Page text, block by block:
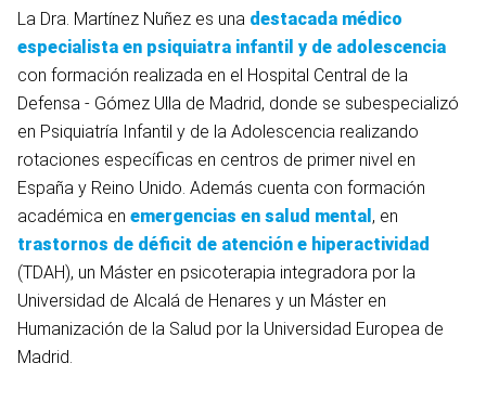
La Dra. Martínez Nuñez es una destacada médico
especialista en psiquiatra infantil y de adolescencia
con formación realizada en el Hospital Central de la
Defensa - Gómez Ulla de Madrid, donde se subespecializó
en Psiquiatría Infantil y de la Adolescencia realizando
rotaciones específicas en centros de primer nivel en
España y Reino Unido. Además cuenta con formación
académica en emergencias en salud mental , en
trastornos de déficit de atención e hiperactividad
(TDAH), un Máster en psicoterapia integradora por la
Universidad de Alcalá de Henares y un Máster en
Humanización de la Salud por la Universidad Europea de
Madrid.